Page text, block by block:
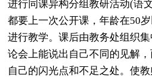
进行同课异构分组教研活动(语
都要上一次公开课，年龄在50
进行教学。课后由教务处组织
论会上能说出自己不同的见解
自己的闪光点和不足之处。使教